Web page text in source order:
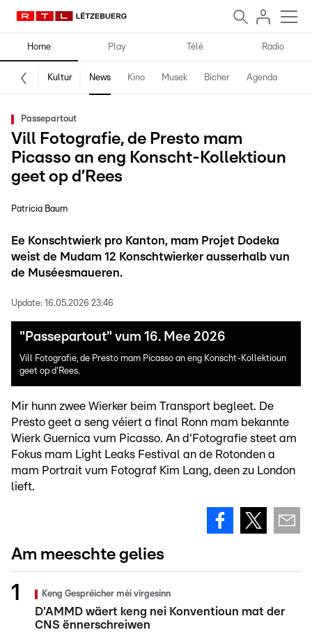
Home Play Télé Radio
Kultur News Kino Musek Bicher Agenda
Passepartout
Vill Fotografie, de Presto mam
Picasso an eng Konscht-Kollektioun
geet op d’Rees
Patricia Baum
Ee Konschtwierk pro Kanton, mam Projet Dodeka
weist de Mudam 12 Konschtwierker ausserhalb vun
de Muséesmaueren.
Update: 16.05.2026 23:46
"Passepartout" vum 16. Mee 2026
Vill Fotografie, de Presto mam Picasso an eng Konscht-Kollektioun
geet op d'Rees.
Mir hunn zwee Wierker beim Transport begleet. De
Presto geet a seng véiert a final Ronn mam bekannte
Wierk Guernica vum Picasso. An d'Fotografie steet am
Fokus mam Light Leaks Festival an de Rotonden a
mam Portrait vum Fotograf Kim Lang, deen zu London
lieft.
Am meeschte gelies
Keng Gespréicher méi virgesinn
D'AMMD wäert keng nei Konventioun mat der
CNS ënnerschreiwen